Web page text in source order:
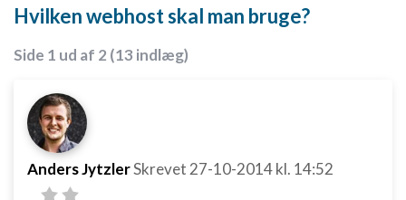
Hvilken webhost skal man bruge?
Side 1 ud af 2 (13 indlæg)
Anders JytzlerSkrevet 27-10-2014kl. 14:52